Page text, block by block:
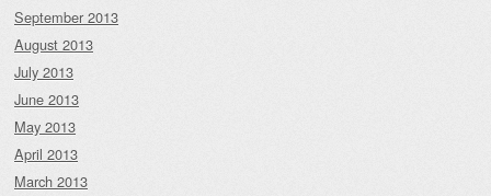
September 2013
August 2013
July 2013
June 2013
May 2013
April 2013
March 2013